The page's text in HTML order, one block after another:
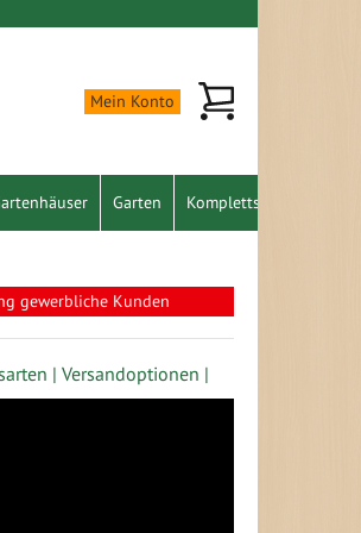
Mein Konto Mein Warenkorb
Garten Komplettset
gewerbliche Kunden
| Versandoptionen |